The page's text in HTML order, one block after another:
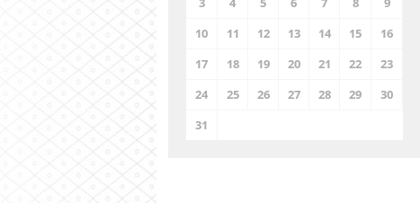
10
11 12 13 14 15
16
17
18 19 20 21 22
23
24
25 26 27 28 29
30
31